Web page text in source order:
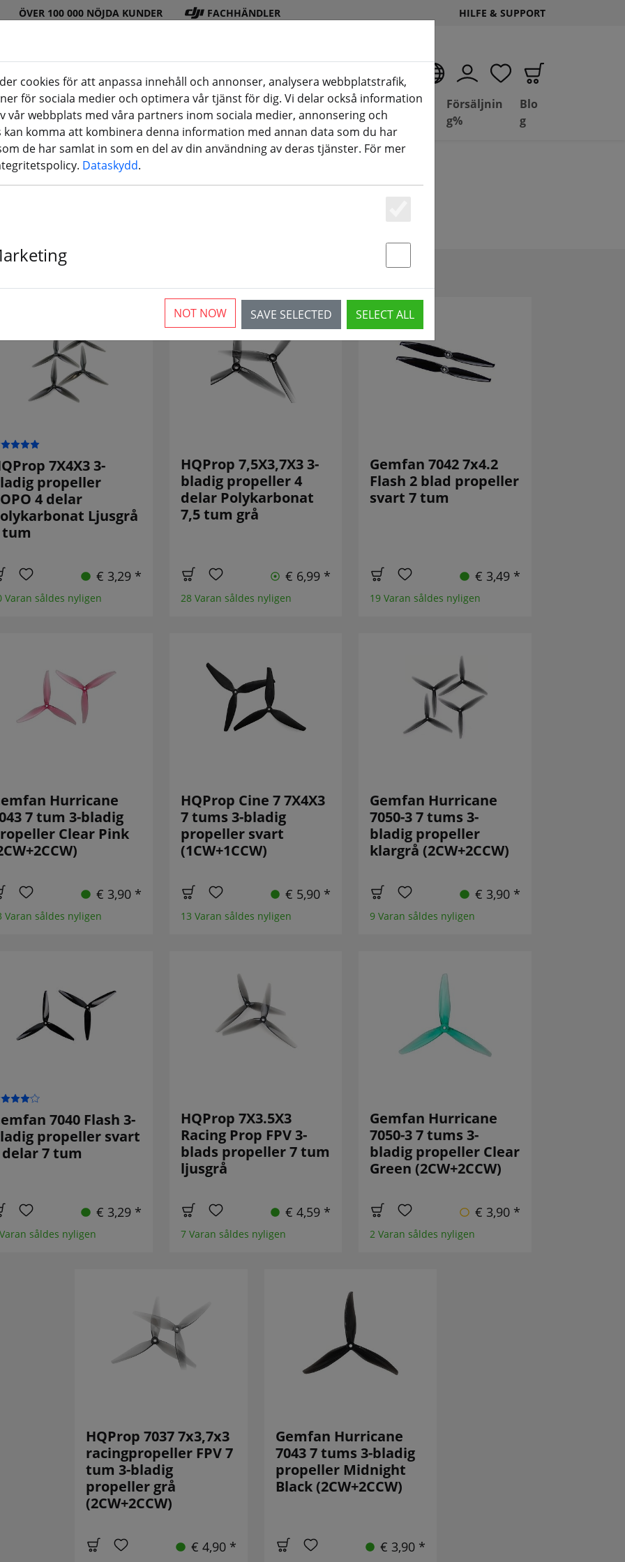
ÖVER 100 000 NÖJDA KUNDER FACHHÄNDLER HILFE & SUPPORT
DJI
butik
Batteri
er
Propell
er(aktuelle Seite)
Tillbeh
ör
3D-
utskrifter
Deal
Depot
Basil
Försäljnin
g%
Blo
g
flygplansvingar
7X4X3 3-
propeller
4 delar
Ljusgrå
tum
€ 3,29 *
Varan såldes nyligen
HQProp 7,5X3,7X3 3-
bladig propeller 4
delar Polykarbonat
7,5 tum grå
€ 6,99 *
28 Varan såldes nyligen
Gemfan 7042 7x4.2
Flash 2 blad propeller
svart 7 tum
€ 3,49 *
19 Varan såldes nyligen
Hurricane
7 tum 3-bladig
Clear Pink
€ 3,90 *
Varan såldes nyligen
HQProp Cine 7 7X4X3
7 tums 3-bladig
propeller svart
(1CW+1CCW)
€ 5,90 *
13 Varan såldes nyligen
Gemfan Hurricane
7050-3 7 tums 3-
bladig propeller
klargrå (2CW+2CCW)
€ 3,90 *
9 Varan såldes nyligen
7040 Flash 3-
propeller svart
delar 7 tum
€ 3,29 *
såldes nyligen
HQProp 7X3.5X3
Racing Prop FPV 3-
blads propeller 7 tum
ljusgrå
€ 4,59 *
7 Varan såldes nyligen
Gemfan Hurricane
7050-3 7 tums 3-
bladig propeller Clear
Green (2CW+2CCW)
€ 3,90 *
2 Varan såldes nyligen
HQProp 7037 7x3,7x3
racingpropeller FPV 7
tum 3-bladig
propeller grå
(2CW+2CCW)
€ 4,90 *
Gemfan Hurricane
7043 7 tums 3-bladig
propeller Midnight
Black (2CW+2CCW)
€ 3,90 *
cookies för att anpassa innehåll och annonser, analysera webbplatstrafik,
för sociala medier och optimera vår tjänst för dig. Vi delar också information
vår webbplats med våra partners inom sociala medier, annonsering och
kan komma att kombinera denna information med annan data som du har
de har samlat in som en del av din användning av deras tjänster. För mer
Dataskydd.
SAVE SELECTED SELECT ALL
NOT NOW